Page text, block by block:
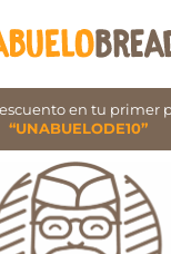
en tu primer
“UNABUELODE10”